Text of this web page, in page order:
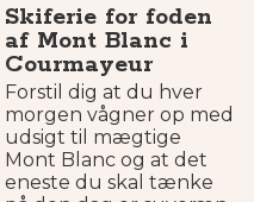
Skiferie for foden
af Mont Blanc i
Courmayeur
Forstil dig at du hver
morgen vågner op med
udsigt til mægtige
Mont Blanc og at det
eneste du skal tænke